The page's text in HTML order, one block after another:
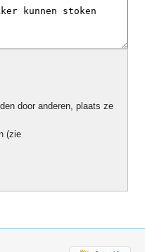
door anderen, plaats ze
(zie